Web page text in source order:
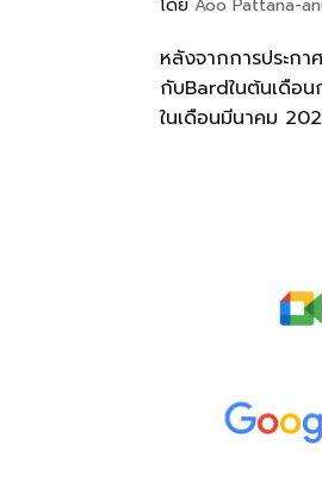
โดยAoo Pattana-
หลังจากการประก
กับBardในต้นเดือ
ในเดือนมีนาคม